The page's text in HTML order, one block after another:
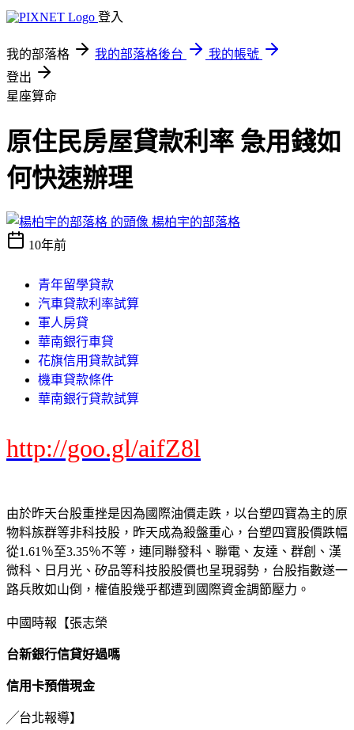
登入
我的部落格 我的部落格後台
我的帳號
登出
星座算命
原住民房屋貸款利率 急用錢如
何快速辦理
楊柏宇的部落格
10年前
青年留學貸款
汽車貸款利率試算
軍人房貸
華南銀行車貸
花旗信用貸款試算
機車貸款條件
華南銀行貸款試算
http://goo.gl/aifZ8l
由於昨天台股重挫是因為國際油價走跌，以台塑四寶為主的原
物料族群等非科技股，昨天成為殺盤重心，台塑四寶股價跌幅
從1.61％至3.35％不等，連同聯發科、聯電、友達、群創、漢
微科、日月光、矽品等科技股股價也呈現弱勢，台股指數遂一
路兵敗如山倒，權值股幾乎都遭到國際資金調節壓力。
中國時報【張志榮
台新銀行信貸好過嗎
信用卡預借現金
╱台北報導】